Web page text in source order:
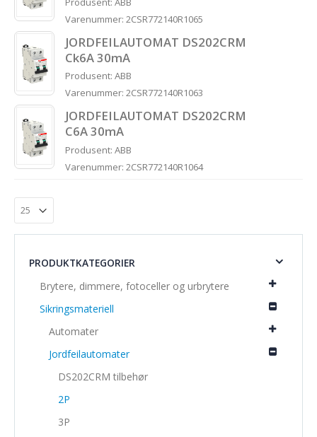
Varenummer: 2CSR772140R1065
JORDFEILAUTOMAT DS202CRM
Ck6A 30mA
Produsent: ABB
Varenummer: 2CSR772140R1063
JORDFEILAUTOMAT DS202CRM
C6A 30mA
Produsent: ABB
Varenummer: 2CSR772140R1064
PRODUKTKATEGORIER
Brytere, dimmere, fotoceller og urbrytere
Sikringsmateriell
Automater
Jordfeilautomater
DS202CRM tilbehør
2P
3P